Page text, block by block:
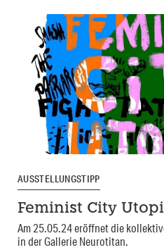
AUSSTELLUNGSTIPP
Feminist City
Am 25.05.24 eröffnet die
in der Gallerie Neurotitan.